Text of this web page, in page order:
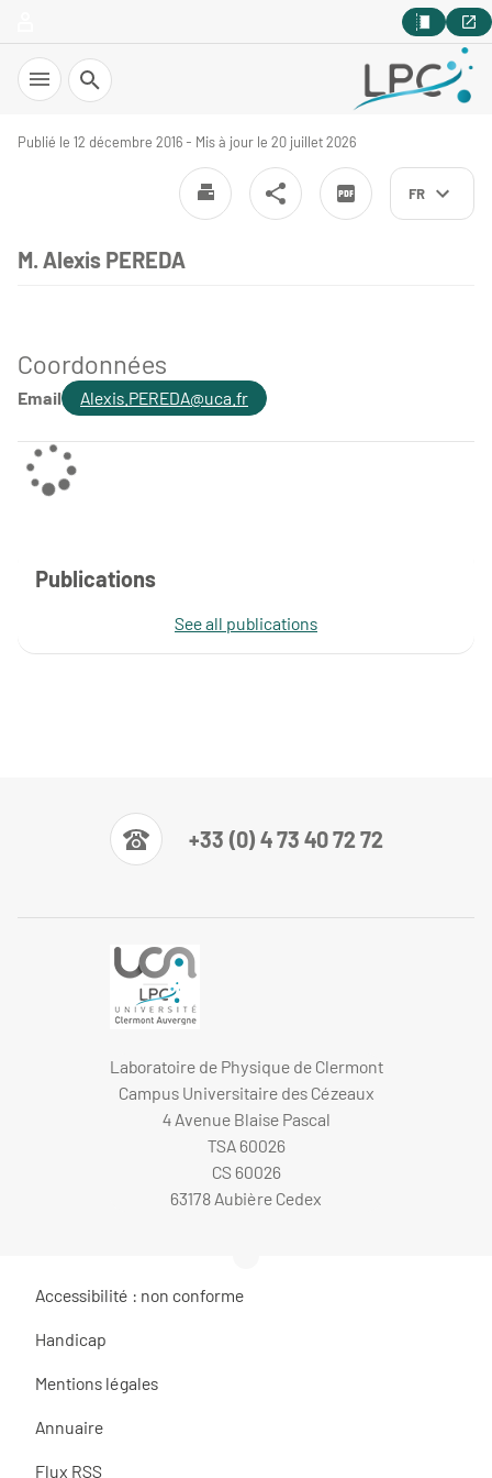
Recherche
FR
Publié le 12 décembre 2016 - Mis à jour le 20 juillet 2026
M. Alexis PEREDA
Coordonnées
Email Alexis.PEREDA@uca.fr
Publications
See all publications
+33 (0) 4 73 40 72 72
Laboratoire de Physique de Clermont
Campus Universitaire des Cézeaux
4 Avenue Blaise Pascal
TSA 60026
CS 60026
63178 Aubière Cedex
Accessibilité : non conforme
Handicap
Mentions légales
Annuaire
Flux RSS